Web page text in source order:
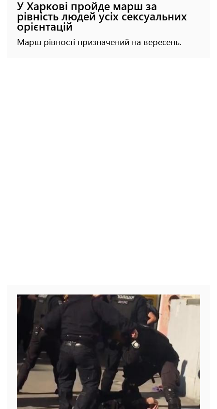
У Харкові пройде марш за
рівність людей усіх сексуальних
орієнтацій
Марш рівності призначений на вересень.